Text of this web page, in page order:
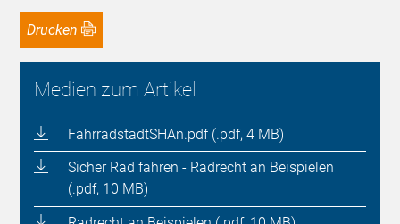
Drucken
Medien zum Artikel
FahrradstadtSHAn.pdf (.pdf, 4 MB)
Sicher Rad fahren - Radrecht an Beispielen
(.pdf, 10 MB)